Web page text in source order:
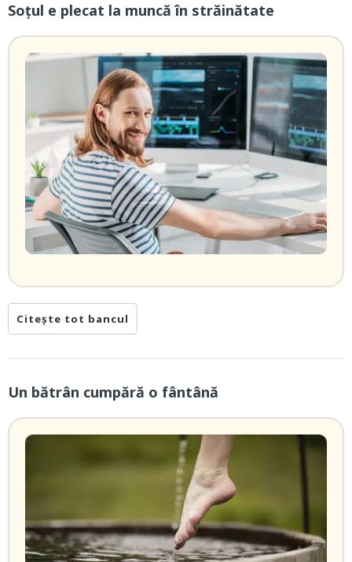
Soțul e plecat la muncă în străinătate
Citește tot bancul
Un bătrân cumpără o fântână